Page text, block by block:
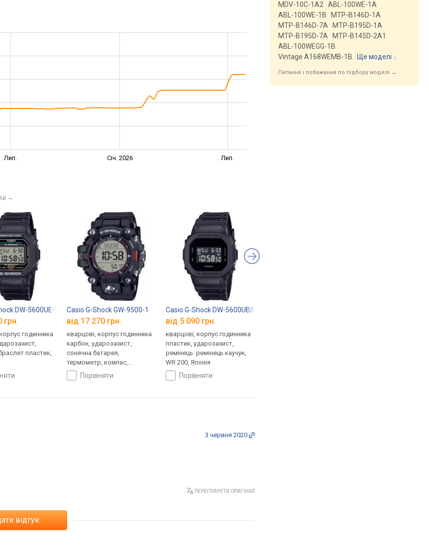
Лип. Січ. 2026 Лип.
→
DW-5600UE-1
грн.
годинника
пластик,
Casio G-Shock GW-9500-1
від 17 270 грн.
кварцові, корпус годинника
карбон, ударозахист,
сонячна батарея,
термометр, компас,
висотомір, барометр,
світовий час, ремінець:
Японія
порівняти
Casio G-Shock DW-5600UBB-1
від 5 090 грн.
кварцові, корпус годинника
пластик, ударозахист,
ремінець: ремінець каучук,
WR 200, Японія
порівняти
3 червня 2020
ПЕРЕГЛЯНУТИ ОРИГІНАЛ
відгук
MDV-10C-1A2
ABL-100WE-1A
ABL-100WE-1B
MTP-B146D-1A
MTP-B146D-7A
MTP-B195D-1A
MTP-B195D-7A
MTP-B145D-2A1
ABL-100WEGG-1B
Vintage A168WEMB-1B
Ще моделі ↓
Питання і побажання по підбору моделі →